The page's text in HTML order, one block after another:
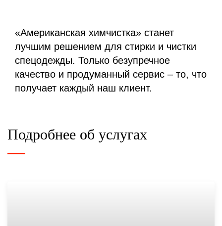
«Американская химчистка» станет
лучшим решением для стирки и чистки
спецодежды. Только безупречное
качество и продуманный сервис – то, что
получает каждый наш клиент.
Подробнее об услугах